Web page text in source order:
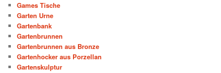
Games Tische
Garten Urne
Gartenbank
Gartenbrunnen
Gartenbrunnen aus Bronze
Gartenhocker aus Porzellan
Gartenskulptur